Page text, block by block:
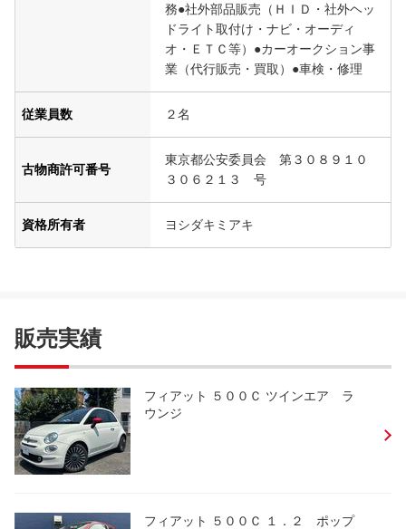
務●社外部品販売（ＨＩＤ・社外ヘッ
ドライト取付け・ナビ・オーディ
オ・ＥＴＣ等）●カーオークション事
業（代行販売・買取）●車検・修理
従業員数 ２名
古物商許可番号
東京都公安委員会 第３０８９１０
３０６２１３ 号
資格所有者 ヨシダキミアキ
販売実績
フィアット ５００Ｃ ツインエア ラ
ウンジ
フィアット ５００Ｃ １．２ ポップ